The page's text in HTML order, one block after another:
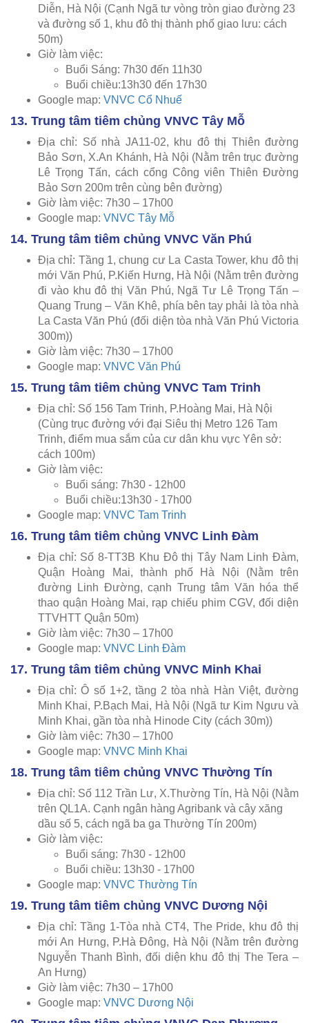
Diễn, Hà Nội (Cạnh Ngã tư vòng tròn giao đường 23
và đường số 1, khu đô thị thành phố giao lưu: cách
50m)
Giờ làm việc:
Buổi Sáng: 7h30 đến 11h30
Buổi chiều:13h30 đến 17h30
Google map: VNVC Cổ Nhuế
13. Trung tâm tiêm chủng VNVC Tây Mỗ
Địa chỉ: Số nhà JA11-02, khu đô thị Thiên đường
Bảo Sơn, X.An Khánh, Hà Nội (Nằm trên trục đường
Lê Trọng Tấn, cách cổng Công viên Thiên Đường
Bảo Sơn 200m trên cùng bên đường)
Giờ làm việc: 7h30 – 17h00
Google map: VNVC Tây Mỗ
14. Trung tâm tiêm chủng VNVC Văn Phú
Địa chỉ: Tầng 1, chung cư La Casta Tower, khu đô thị
mới Văn Phú, P.Kiến Hưng, Hà Nội (Nằm trên đường
đi vào khu đô thị Văn Phú, Ngã Tư Lê Trọng Tấn –
Quang Trung – Văn Khê, phía bên tay phải là tòa nhà
La Casta Văn Phú (đối diện tòa nhà Văn Phú Victoria
300m))
Giờ làm việc: 7h30 – 17h00
Google map: VNVC Văn Phú
15. Trung tâm tiêm chủng VNVC Tam Trinh
Địa chỉ: Số 156 Tam Trinh, P.Hoàng Mai, Hà Nội
(Cùng trục đường với đại Siêu thị Metro 126 Tam
Trinh, điểm mua sắm của cư dân khu vực Yên sở:
cách 100m)
Giờ làm việc:
Buổi sáng: 7h30 - 12h00
Buổi chiều:13h30 - 17h00
Google map: VNVC Tam Trinh
16. Trung tâm tiêm chủng VNVC Linh Đàm
Địa chỉ: Số 8-TT3B Khu Đô thị Tây Nam Linh Đàm,
Quận Hoàng Mai, thành phố Hà Nội (Nằm trên
đường Linh Đường, cạnh Trung tâm Văn hóa thể
thao quận Hoàng Mai, rạp chiếu phim CGV, đối diện
TTVHTT Quận 50m)
Giờ làm việc: 7h30 – 17h00
Google map: VNVC Linh Đàm
17. Trung tâm tiêm chủng VNVC Minh Khai
Địa chỉ: Ô số 1+2, tầng 2 tòa nhà Hàn Việt, đường
Minh Khai, P.Bạch Mai, Hà Nội (Ngã tư Kim Ngưu và
Minh Khai, gần tòa nhà Hinode City (cách 30m))
Giờ làm việc: 7h30 – 17h00
Google map: VNVC Minh Khai
18. Trung tâm tiêm chủng VNVC Thường Tín
Địa chỉ: Số 112 Trần Lư, X.Thường Tín, Hà Nội (Nằm
trên QL1A. Cạnh ngân hàng Agribank và cây xăng
dầu số 5, cách ngã ba ga Thường Tín 200m)
Giờ làm việc:
Buổi sáng: 7h30 - 12h00
Buổi chiều: 13h30 - 17h00
Google map: VNVC Thường Tín
19. Trung tâm tiêm chủng VNVC Dương Nội
Địa chỉ: Tầng 1-Tòa nhà CT4, The Pride, khu đô thị
mới An Hưng, P.Hà Đông, Hà Nội (Nằm trên đường
Nguyễn Thanh Bình, đối diện khu đô thị The Tera –
An Hưng)
Giờ làm việc: 7h30 – 17h00
Google map: VNVC Dương Nội